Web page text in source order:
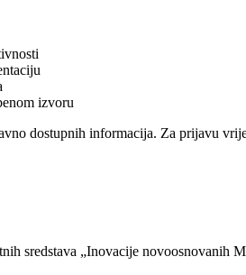
izvoru
dostupnih informacija. Za prijavu
sredstava „Inovacije novoosnovanih